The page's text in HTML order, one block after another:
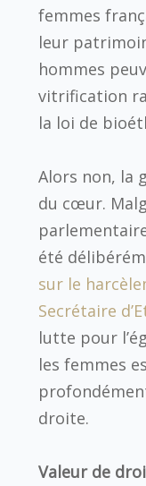
femmes
leur
hommes
vitrification
la loi de
Alors non, la
du cœur.
été
sur le
Secrétaire
lutte pour
les femmes
droite.
Valeur de